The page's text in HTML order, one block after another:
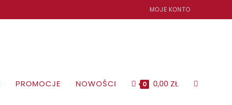
MOJE KONTO
PROMOCJE NOWOŚCI 0 0,00 ZŁ TOGGLE